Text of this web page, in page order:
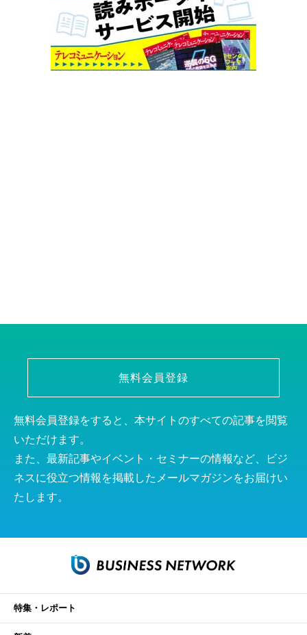
無料会員登録
無料会員登録をすると、本サイトのすべての記事を閲覧
いただけます。
また、最新記事やイベント・セミナーの情報など、ビジ
ネスに役立つ情報を掲載したメールマガジンをお届けい
たします。
特集・レポート